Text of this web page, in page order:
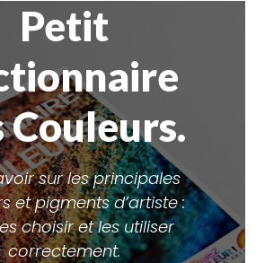
Petit
Couleurs.
sur les principales
et pigments d’artiste :
choisir et les utiliser
correctement.